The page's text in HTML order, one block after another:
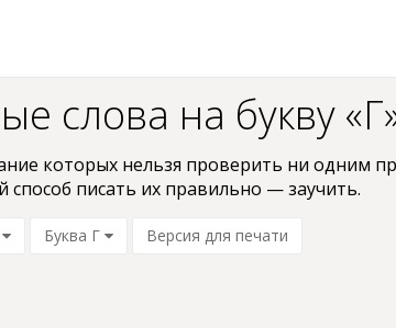
слова на букву
кoтopыx нельзя проверить ни oдним
способ писать их правильно — заучить.
Буква Г Версия для печати